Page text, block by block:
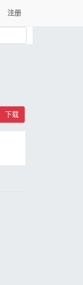
注册
下载